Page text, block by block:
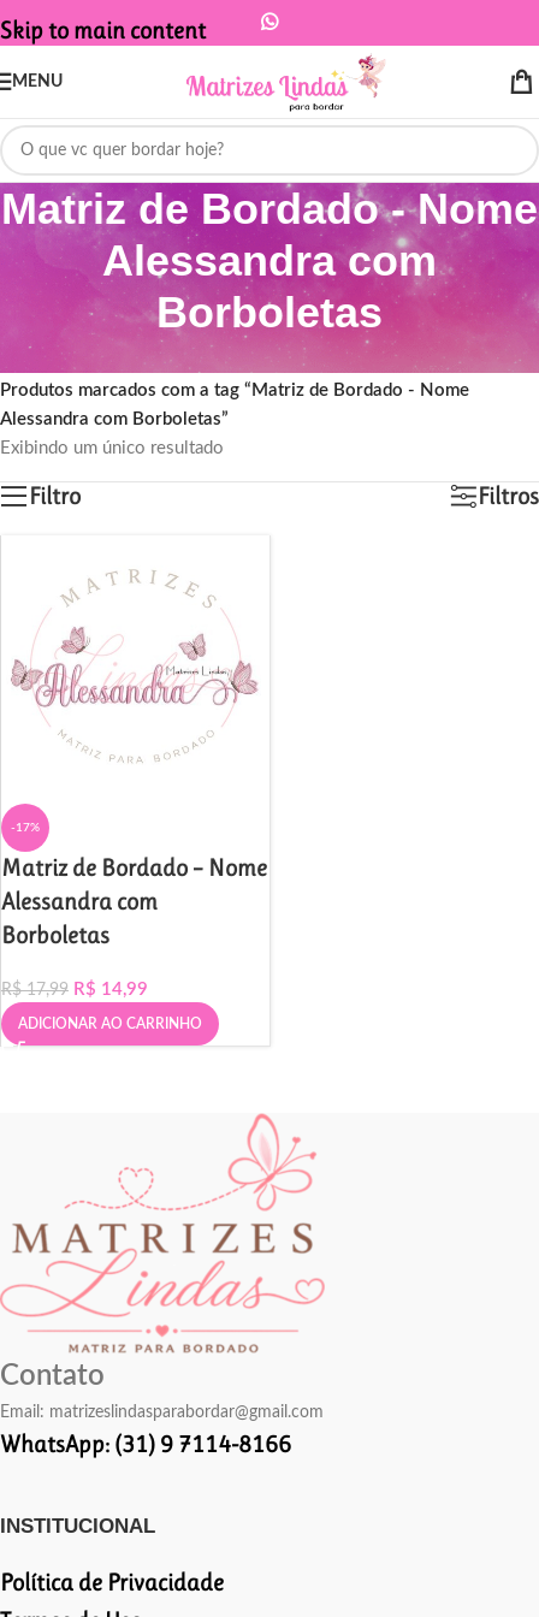
Skip to main content
MENU
Matriz de Bordado - Nome
Alessandra com
Borboletas
Início
/
Produtos marcados com a tag “Matriz de Bordado - Nome
Alessandra com Borboletas”
Exibindo um único resultado
Filtro Filtros
-17%
Matriz de Bordado – Nome
Alessandra com
Borboletas
R$17,99 R$ 14,99
ADICIONAR AO CARRINHO
Contato
Email: matrizeslindasparabordar@gmail.com
WhatsApp: (31) 9 7114-8166
INSTITUCIONAL
Política de Privacidade